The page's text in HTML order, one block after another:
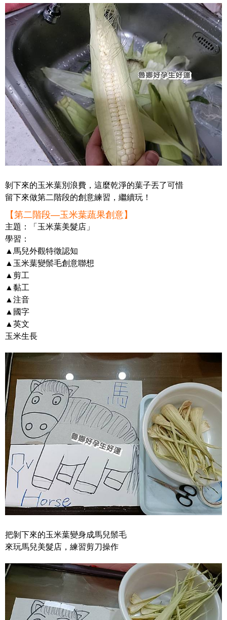
剝下來的玉米葉別浪費，這麼乾淨的葉子丟了可惜
留下來做第二階段的創意練習，繼續玩！
【第二階段—玉米葉蔬果創意】
主題：「玉米葉美髮店」
學習：
▲馬兒外觀特徵認知
▲玉米葉變鬃毛創意聯想
▲剪工
▲黏工
▲注音
▲國字
▲英文
玉米生長
把剝下來的玉米葉變身成馬兒鬃毛
來玩馬兒美髮店，練習剪刀操作